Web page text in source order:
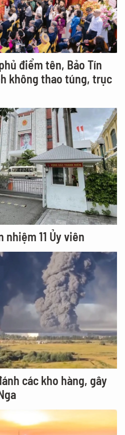
điểm tên, Bảo Tín
không thao túng, trục
nhiệm 11 Ủy viên
các kho hàng, gây